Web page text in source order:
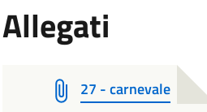
Allegati
27 - carnevale